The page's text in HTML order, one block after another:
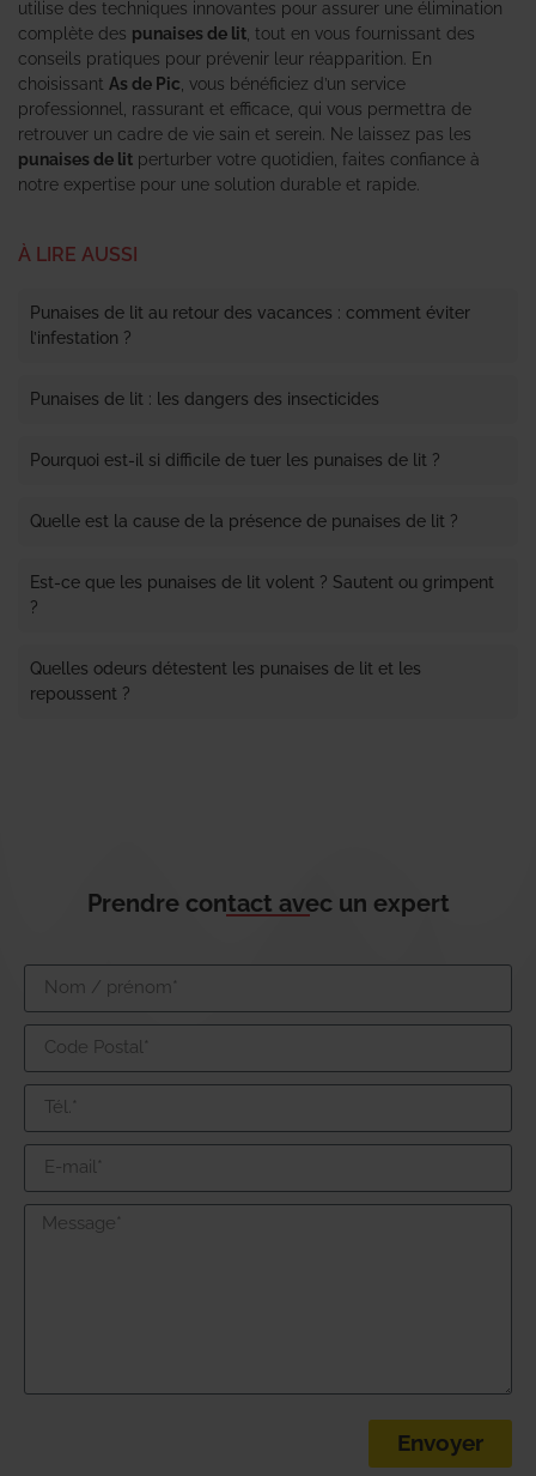
utilise des techniques innovantes pour assurer une élimination
complète des punaises de lit , tout en vous fournissant des
conseils pratiques pour prévenir leur réapparition. En
choisissant As de Pic , vous bénéficiez d’un service
professionnel, rassurant et efficace, qui vous permettra de
retrouver un cadre de vie sain et serein. Ne laissez pas les
punaises de lit perturber votre quotidien, faites confiance à
notre expertise pour une solution durable et rapide.
À LIRE AUSSI
Punaises de lit au retour des vacances : comment éviter
l’infestation ?
Punaises de lit : les dangers des insecticides
Pourquoi est-il si difficile de tuer les punaises de lit ?
Quelle est la cause de la présence de punaises de lit ?
Est-ce que les punaises de lit volent ? Sautent ou grimpent
?
Quelles odeurs détestent les punaises de lit et les
repoussent ?
Prendre contact avec un expert
Envoyer